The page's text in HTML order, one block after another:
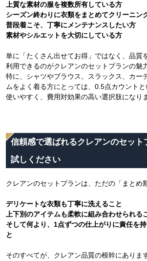
上質な素材の服を複数所有している方
シーズン終わりに衣類をまとめてクリーニン
普段着こそ、丁寧にメンテナンスしたい方
素材やシルエットを大切にしている方
単に「たくさん出せてお得」ではなく、品質
利用できるのがクレアンのセットプランの魅
特に、シャツやブラウス、スラックス、カー
ムをよく着る方にとっては、0.5点カウント
使いやすく、費用対効果の高い選択肢になり
信頼感で選ばれるクレアンのセット
試しください
クレアンのセットプランは、ただの「まとめ
デリケートな衣類も丁寧に洗えること
上下別のアイテムも柔軟に組み合わせられる
そして何より、1点ずつの仕上がりに責任を
と
そのすべてが、クレアン品質の根幹にあります